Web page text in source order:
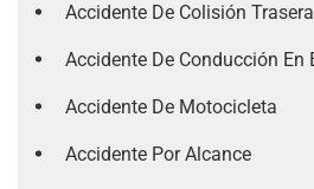
Accidente De Colisión Trasera
Accidente De Conducción En
Accidente De Motocicleta
Accidente Por Alcance